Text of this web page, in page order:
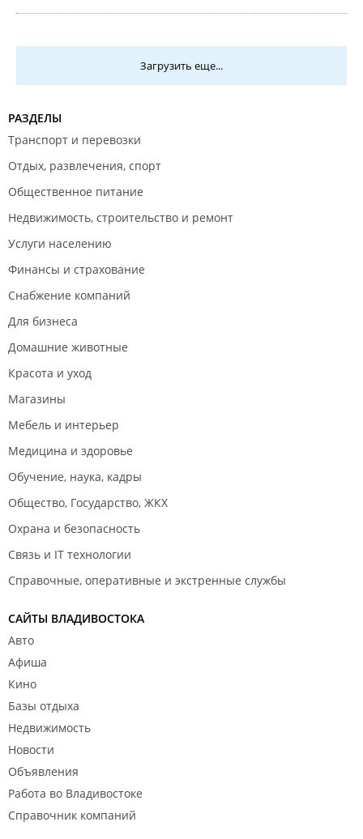
Загрузить еще...
РАЗДЕЛЫ
Транспорт и перевозки
Отдых, развлечения, спорт
Общественное питание
Недвижимость, строительство и ремонт
Услуги населению
Финансы и страхование
Снабжение компаний
Для бизнеса
Домашние животные
Красота и уход
Магазины
Мебель и интерьер
Медицина и здоровье
Обучение, наука, кадры
Общество, Государство, ЖКХ
Охрана и безопасность
Связь и IT технологии
Справочные, оперативные и экстренные службы
САЙТЫ ВЛАДИВОСТОКА
Авто
Афиша
Кино
Базы отдыха
Недвижимость
Новости
Объявления
Работа во Владивостоке
Справочник компаний